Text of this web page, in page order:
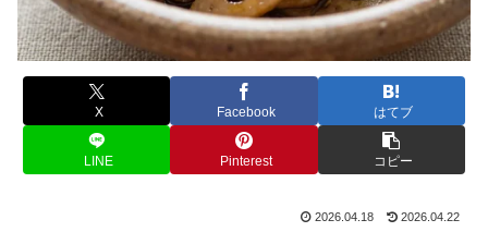
X Facebook はてブ
LINE Pinterest コピー
2026.04.18 2026.04.22